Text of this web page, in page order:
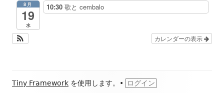
8月
19
水
10:30 歌と cembalo
カレンダーの表示
フ
Tiny Framework を使用します。 • ログイン